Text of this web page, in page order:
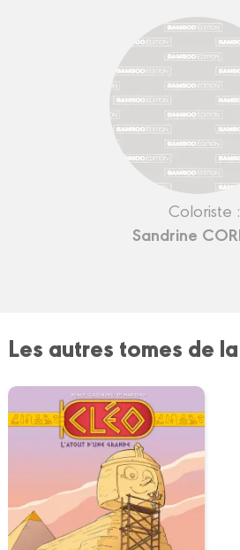
Coloriste :
Sandrine
Les autres tomes de